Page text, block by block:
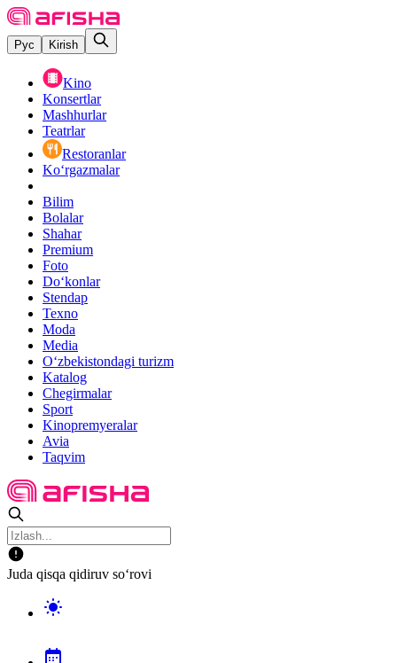
Рус Kirish
Kino
Konsertlar
Mashhurlar
Teatrlar
Restoranlar
Ko‘rgazmalar
Bilim
Bolalar
Shahar
Premium
Foto
Do‘konlar
Stendap
Texno
Moda
Media
O‘zbekistondagi turizm
Katalog
Chegirmalar
Sport
Kinopremyeralar
Avia
Taqvim
Juda qisqa qidiruv so‘rovi